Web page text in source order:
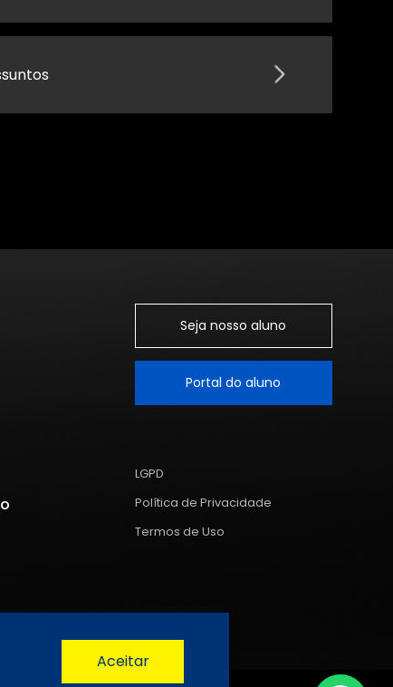
Seja nosso aluno
Portal do aluno
LGPD
Política de Privacidade
Termos de Uso